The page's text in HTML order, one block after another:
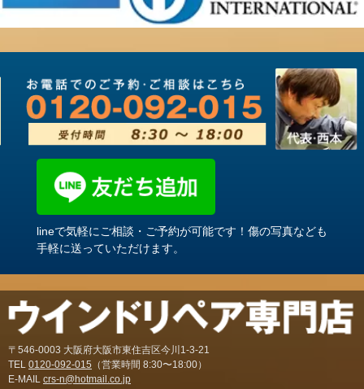
lineで気軽にご相談・ご予約が可能です！傷の写真なども
手軽に送っていただけます。
〒546-0003 大阪府大阪市東住吉区今川1-3-21
TEL 0120-092-015 （営業時間 8:30〜18:00）
E-MAIL crs-n@hotmail.co.jp